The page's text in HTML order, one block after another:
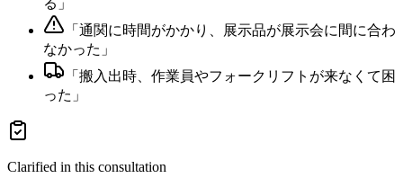
る 」
「 通関に時間がかかり、展示品が展示会に間に合わ
なかった 」
「 搬入出時、作業員やフォークリフトが来なくて困
った 」
Clarified in this consultation